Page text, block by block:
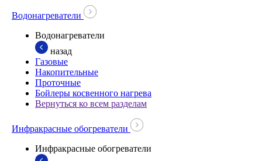
Водонагреватели
Водонагреватели
назад
Газовые
Накопительные
Проточные
Бойлеры косвенного нагрева
Вернуться ко всем разделам
Инфракрасные обогреватели
Инфракрасные обогреватели